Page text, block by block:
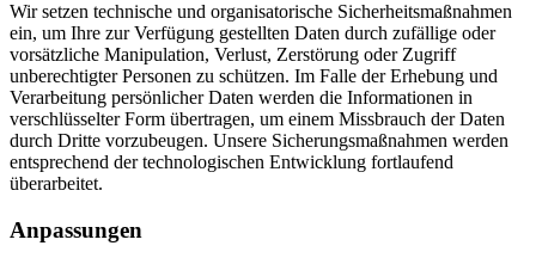
Wir setzen technische und organisatorische Sicherheitsmaßnahmen
ein, um Ihre zur Verfügung gestellten Daten durch zufällige oder
vorsätzliche Manipulation, Verlust, Zerstörung oder Zugriff
unberechtigter Personen zu schützen. Im Falle der Erhebung und
Verarbeitung persönlicher Daten werden die Informationen in
verschlüsselter Form übertragen, um einem Missbrauch der Daten
durch Dritte vorzubeugen. Unsere Sicherungsmaßnahmen werden
entsprechend der technologischen Entwicklung fortlaufend
überarbeitet.
Anpassungen